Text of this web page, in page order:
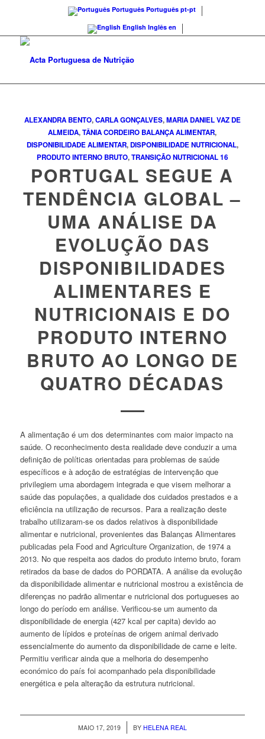
Português Português pt-pt
English Inglês en
ALEXANDRA BENTO,CARLA GONÇALVES,MARIA DANIEL VAZ DE
ALMEIDA,TÂNIA CORDEIRO BALANÇA ALIMENTAR,
DISPONIBILIDADE ALIMENTAR,DISPONIBILIDADE NUTRICIONAL,
PRODUTO INTERNO BRUTO,TRANSIÇÃO NUTRICIONAL16
PORTUGAL SEGUE A
TENDÊNCIA GLOBAL –
UMA ANÁLISE DA
EVOLUÇÃO DAS
DISPONIBILIDADES
ALIMENTARES E
NUTRICIONAIS E DO
PRODUTO INTERNO
BRUTO AO LONGO DE
QUATRO DÉCADAS
A alimentação é um dos determinantes com maior impacto na
saúde. O reconhecimento desta realidade deve conduzir a uma
definição de políticas orientadas para problemas de saúde
específicos e à adoção de estratégias de intervenção que
privilegiem uma abordagem integrada e que visem melhorar a
saúde das populações, a qualidade dos cuidados prestados e a
eficiência na utilização de recursos. Para a realização deste
trabalho utilizaram-se os dados relativos à disponibilidade
alimentar e nutricional, provenientes das Balanças Alimentares
publicadas pela Food and Agriculture Organization, de 1974 a
2013. No que respeita aos dados do produto interno bruto, foram
retirados da base de dados do PORDATA. A análise da evolução
da disponibilidade alimentar e nutricional mostrou a existência de
diferenças no padrão alimentar e nutricional dos portugueses ao
longo do período em análise. Verificou-se um aumento da
disponibilidade de energia (427 kcal per capita) devido ao
aumento de lípidos e proteínas de origem animal derivado
essencialmente do aumento da disponibilidade de carne e leite.
Permitiu verificar ainda que a melhoria do desempenho
económico do país foi acompanhado pela disponibilidade
energética e pela alteração da estrutura nutricional.
MAIO 17, 2019
/ BY HELENA REAL